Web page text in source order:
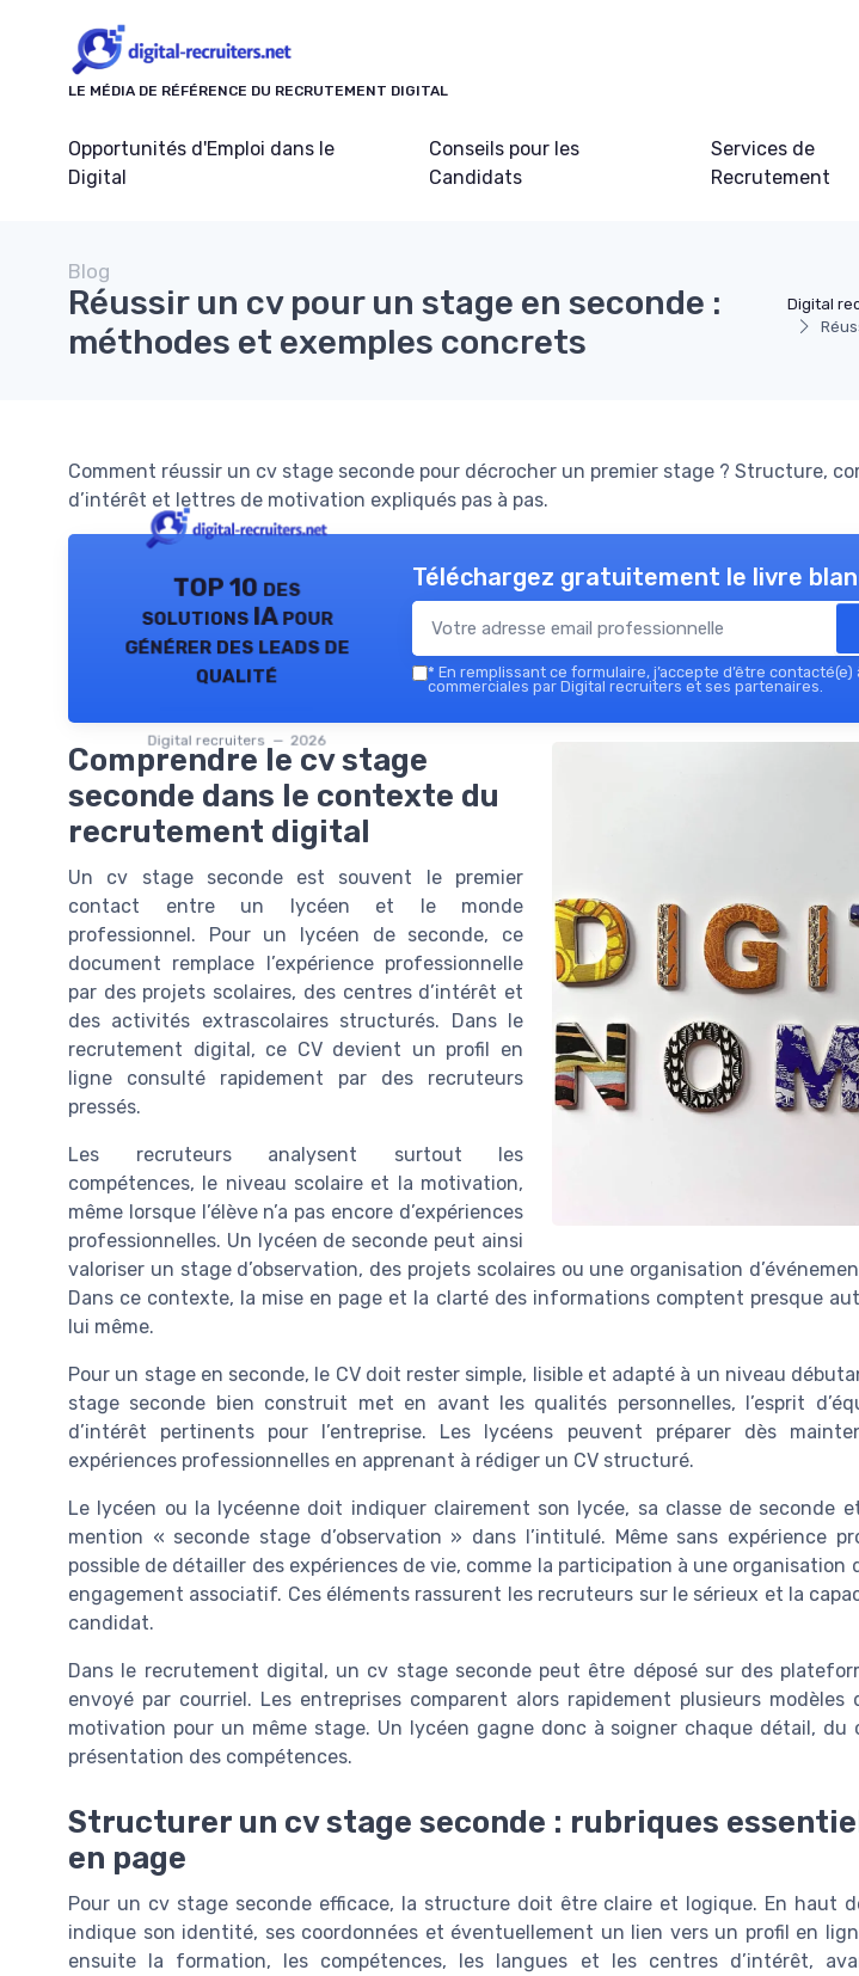
LE MÉDIA DE RÉFÉRENCE DU RECRUTEMENT DIGITAL
Opportunités d'Emploi dans le
Digital
Conseils pour les
Candidats
Services de
Recrutement
Digital
Blog
Réussir un cv pour un stage en seconde :
méthodes et exemples concrets
Comment réussir un cv stage seconde pour décrocher un premier stage ? Structure,
d’intérêt et lettres de motivation expliqués pas à pas.
TOP 10 des
solutions IA pour
générer des leads de
qualité
Digital recruiters — 2026
Téléchargez gratuitement le livre
* En remplissant ce formulaire, j’accepte d’être contacté(e)
commerciales par Digital recruiters et ses partenaires.
Comprendre le cv stage
seconde dans le contexte du
recrutement digital
Un cv stage seconde est souvent le premier
contact entre un lycéen et le monde
professionnel. Pour un lycéen de seconde, ce
document remplace l’expérience professionnelle
par des projets scolaires, des centres d’intérêt et
des activités extrascolaires structurés. Dans le
recrutement digital, ce CV devient un profil en
ligne consulté rapidement par des recruteurs
pressés.
Les recruteurs analysent surtout les
compétences, le niveau scolaire et la motivation,
même lorsque l’élève n’a pas encore d’expériences
professionnelles. Un lycéen de seconde peut ainsi
valoriser un stage d’observation, des projets scolaires ou une organisation
Dans ce contexte, la mise en page et la clarté des informations comptent presque
lui même.
Pour un stage en seconde, le CV doit rester simple, lisible et adapté à un niveau
stage seconde bien construit met en avant les qualités personnelles, l’esprit
d’intérêt pertinents pour l’entreprise. Les lycéens peuvent préparer dès
expériences professionnelles en apprenant à rédiger un CV structuré.
Le lycéen ou la lycéenne doit indiquer clairement son lycée, sa classe de seconde
mention « seconde stage d’observation » dans l’intitulé. Même sans expérience
possible de détailler des expériences de vie, comme la participation à une organisation
engagement associatif. Ces éléments rassurent les recruteurs sur le sérieux et la
candidat.
Dans le recrutement digital, un cv stage seconde peut être déposé sur des
envoyé par courriel. Les entreprises comparent alors rapidement plusieurs
motivation pour un même stage. Un lycéen gagne donc à soigner chaque détail, du
présentation des compétences.
Structurer un cv stage seconde : rubriques
en page
Pour un cv stage seconde efficace, la structure doit être claire et logique. En haut
indique son identité, ses coordonnées et éventuellement un lien vers un profil en
ensuite la formation, les compétences, les langues et les centres d’intérêt,